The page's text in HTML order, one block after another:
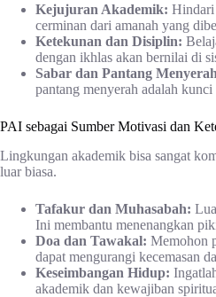
Kejujuran Akademik: Hindari
cerminan dari amanah yang
Ketekunan dan Disiplin:
dengan ikhlas akan bernilai di
Sabar dan Pantang
pantang menyerah adalah
PAI sebagai Sumber Motivasi dan
Lingkungan akademik bisa sangat
luar biasa.
Tafakur dan Muhasabah:
Ini membantu menenangkan
Doa dan Tawakal: Memohon
dapat mengurangi kecemasan
Keseimbangan Hidup:
akademik dan kewajiban